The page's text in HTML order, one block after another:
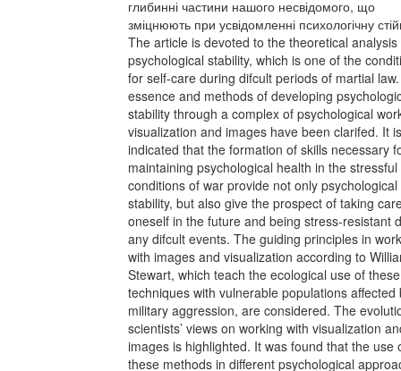
глибинні частини нашого несвідомого, що
зміцнюють при усвідомленні психологічну
The article is devoted to the theoretical analysis
psychological stability, which is one of the
for self-care during difcult periods of martial
essence and methods of developing
stability through a complex of psychological
visualization and images have been clarifed. It is
indicated that the formation of skills necessary
maintaining psychological health in the stressful
conditions of war provide not only psychological
stability, but also give the prospect of taking
oneself in the future and being stress-resistant
any difcult events. The guiding principles in
with images and visualization according to
Stewart, which teach the ecological use of these
techniques with vulnerable populations aﬀected
military aggression, are considered. The
scientists’ views on working with visualization
images is highlighted. It was found that the use
these methods in diﬀerent psychological